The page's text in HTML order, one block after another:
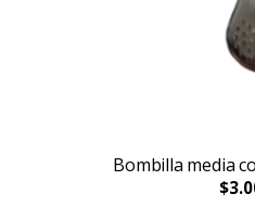
Bombilla media